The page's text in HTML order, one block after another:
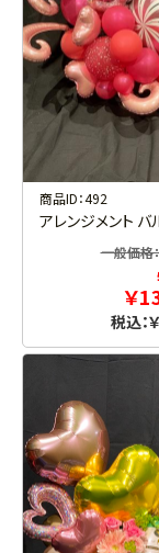
商品ID：492
アレンジメント バ
一般価格
￥
税込：